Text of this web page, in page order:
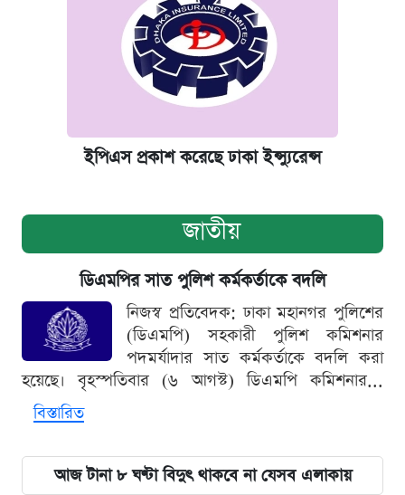
ইপিএস প্রকাশ করেছে ঢাকা ইন্স্যুরেন্স
জাতীয়
ডিএমপির সাত পুলিশ কর্মকর্তাকে বদলি
নিজস্ব প্রতিবেদক: ঢাকা মহানগর পুলিশের
(ডিএমপি) সহকারী পুলিশ কমিশনার
পদমর্যাদার সাত কর্মকর্তাকে বদলি করা
হয়েছে। বৃহস্পতিবার (৬ আগস্ট) ডিএমপি কমিশনার...
বিস্তারিত
আজ টানা ৮ ঘণ্টা বিদুৎ থাকবে না যেসব এলাকায়